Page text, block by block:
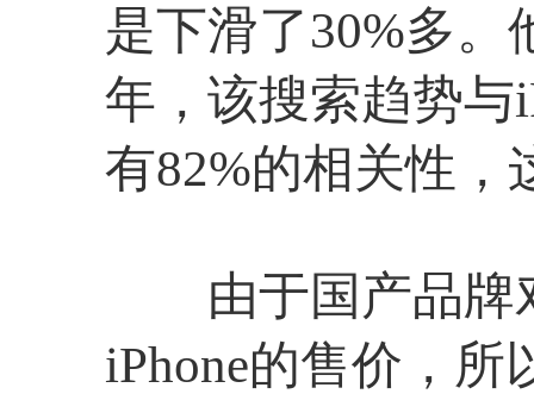
是下滑了30%多。
年，该搜索趋势与
有82%的相关性，
由于国产品牌对
iPhone的售价，